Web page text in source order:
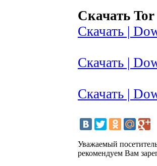
Скачать
Скачать |
Скачать |
Скачать |
Уважаемый
рекомендуем Вам